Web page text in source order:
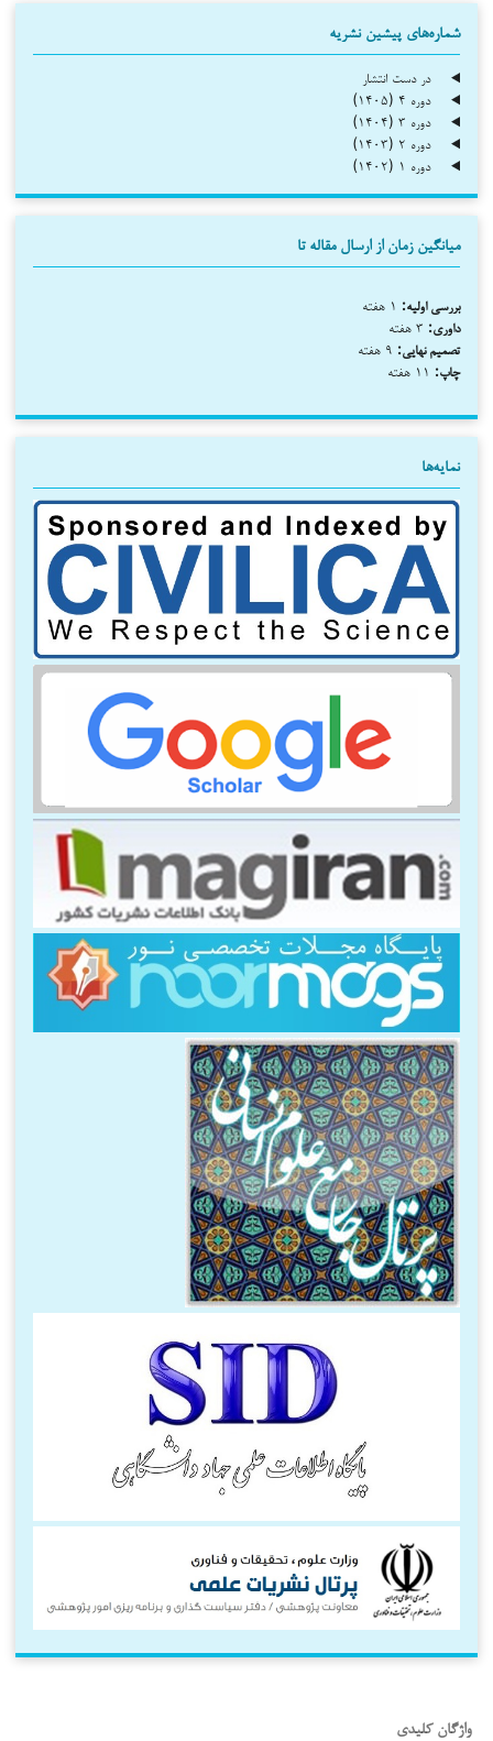
شماره‌های پیشین نشریه
در دست انتشار
دوره ۴ (۱۴۰۵)
دوره ۳ (۱۴۰۴)
دوره ۲ (۱۴۰۳)
دوره ۱ (۱۴۰۲)
میانگین زمان از ارسال مقاله تا
بررسی اولیه:
داوری:
تصمیم نهایی:
چاپ:
نمایه‌ها
واژگان کلیدی